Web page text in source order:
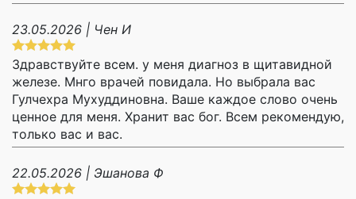
23.05.2026 | Чен И
Здравствуйте всем. у меня диагноз в щитавидной
железе. Мнго врачей повидала. Но выбрала вас
Гулчехра Мухуддиновна. Ваше каждое слово очень
ценное для меня. Хранит вас бог. Всем рекомендую,
только вас и вас.
22.05.2026 | Эшанова Ф